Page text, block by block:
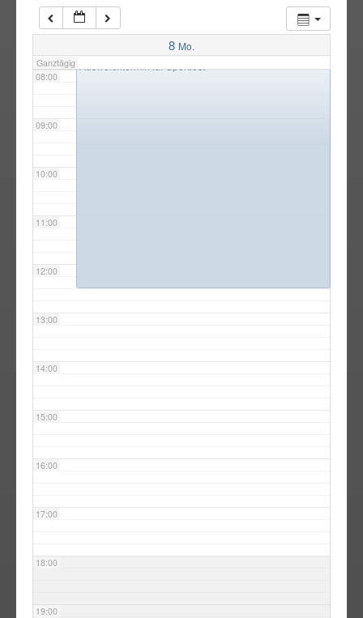
8 Mo.
Ganztägig
07:00
08:00
09:00
10:00
11:00
12:00
13:00
14:00
15:00
16:00
17:00
18:00
19:00
07:30
Ausweichtermin für Sportfest